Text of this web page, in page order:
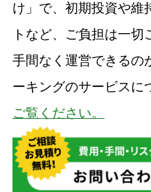
け」で、初期投資や維
トなど、ご負担は一
手間なく運営できるの
ーキングのサービスに
ご覧ください。